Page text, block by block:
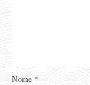
Nome *